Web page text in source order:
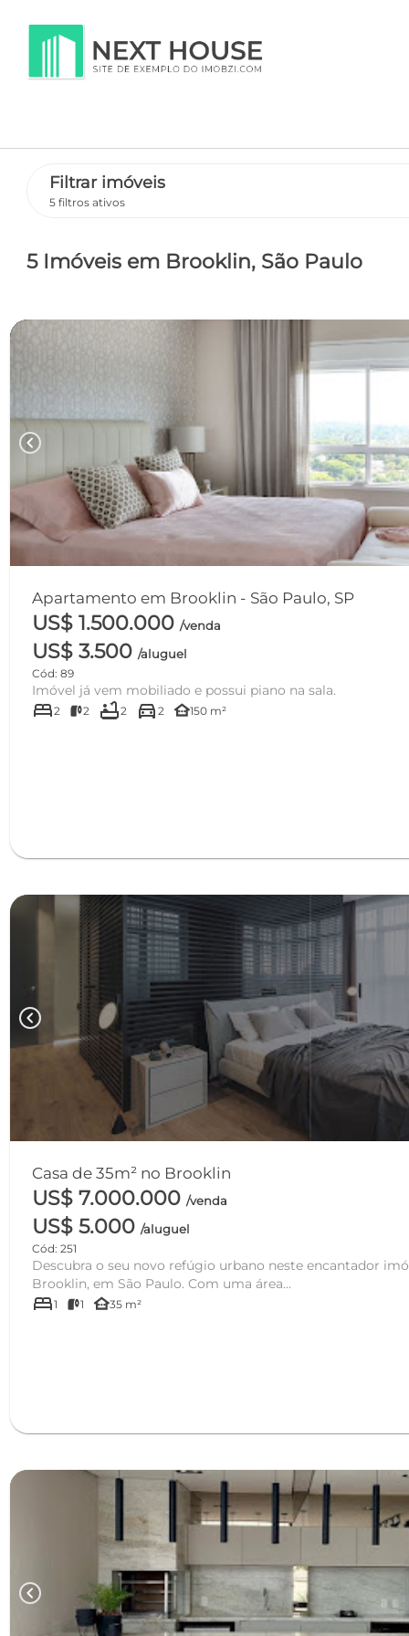
Filtrar imóveis
5 filtros ativos
5 Imóveis em Brooklin, São Paulo
chevron_left
Apartamento em Brooklin - São Paulo, SP
US$ 1.500.000 /venda
US$ 3.500 /aluguel
Cód: 89
Imóvel já vem mobiliado e possui piano na sala.
bed2 2 bathtub2 directions_car 2 other_houses150 m²
chevron_left
Casa de 35m² no Brooklin
US$ 7.000.000 /venda
US$ 5.000 /aluguel
Cód: 251
Descubra o seu novo refúgio urbano neste encantador
Brooklin, em São Paulo. Com uma área...
bed1 1 other_houses35 m²
chevron_left